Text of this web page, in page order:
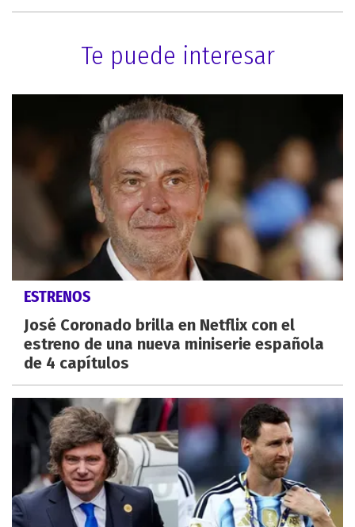
Te puede interesar
ESTRENOS
José Coronado brilla en Netflix con el
estreno de una nueva miniserie española
de 4 capítulos